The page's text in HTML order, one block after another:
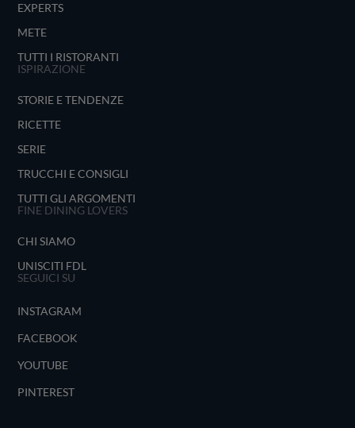
EXPERTS
METE
TUTTI I RISTORANTI
ISPIRAZIONE
STORIE E TENDENZE
RICETTE
SERIE
TRUCCHI E CONSIGLI
TUTTI GLI ARGOMENTI
FINE DINING LOVERS
CHI SIAMO
UNISCITI FDL
SEGUICI SU
INSTAGRAM
FACEBOOK
YOUTUBE
PINTEREST